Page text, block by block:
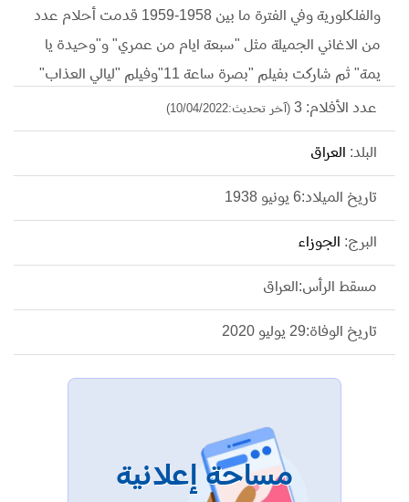
والفلكلورية وفي الفترة ما بين 1958-1959 قدمت أحلام عدد
من الاغاني الجميلة مثل "سبعة ايام من عمري" و"وحيدة يا
يمة" ثم شاركت بفيلم "بصرة ساعة 11"وفيلم "ليالي العذاب"
مع الممثل سليم الوكيل وكان ذلك سنة 1961
وقد انتقلت أحلام وهبي للإقامة في بيروت عام 1970 ، وكذلك
أقامت في القاهرة وحينها لحن لها بليغ حمدي - مع النجوم
كما لحن لها منير مراد أغنية "فلاحة" ولحن لها سيد مكاوي
أغنية "أيه شكل الحب يمه" ثم عادت إلى مسقط راسها
بالعراق.
عدد الأفلام: 3 (آخر تحديث:10/04/2022)
البلد: العراق
تاريخ الميلاد:6 يونيو 1938
البرج: الجوزاء
مسقط الرأس:العراق
تاريخ الوفاة:29 يوليو 2020
مساحة إعلانية